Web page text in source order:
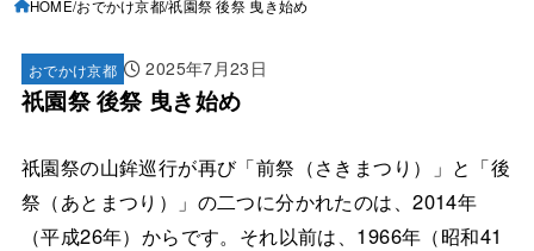
HOME おでかけ京都 祇園祭 後祭 曳き始め
おでかけ京都 2025年7月23日
祇園祭 後祭 曳き始め
祇園祭の山鉾巡行が再び「前祭（さきまつり）」と「後
祭（あとまつり）」の二つに分かれたのは、2014年
（平成26年）からです。それ以前は、1966年（昭和41